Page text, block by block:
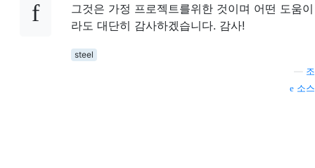
그것은 가정 프로젝트를위한 것이며 어떤 도움이
라도 대단히 감사하겠습니다. 감사!
steel
조
소스